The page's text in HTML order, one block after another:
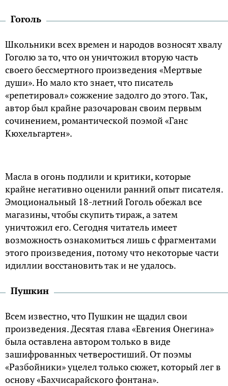
Гоголь
Школьники всех времен и народов возносят хвалу
Гоголю за то, что он уничтожил вторую часть
своего бессмертного произведения «Мертвые
души». Но мало кто знает, что писатель
«репетировал» сожжение задолго до этого. Так,
автор был крайне разочарован своим первым
сочинением, романтической поэмой «Ганс
Кюхельгартен».
Масла в огонь подлили и критики, которые
крайне негативно оценили ранний опыт писателя.
Эмоциональный 18-летний Гоголь обежал все
магазины, чтобы скупить тираж, а затем
уничтожил его. Сегодня читатель имеет
возможность ознакомиться лишь с фрагментами
этого произведения, потому что некоторые части
идиллии восстановить так и не удалось.
Пушкин
Всем известно, что Пушкин не щадил свои
произведения. Десятая глава «Евгения Онегина»
была оставлена автором только в виде
зашифрованных четверостиший. От поэмы
«Разбойники» уцелел только сюжет, который лег в
основу «Бахчисарайского фонтана».